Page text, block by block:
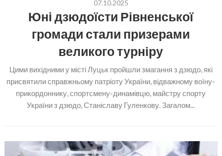
07.10.2025
Юні дзюдоїсти Рівненської
громади стали призерами
великого турніру
Цими вихідними у місті Луцьк пройшли змагання з дзюдо, які
присвятили справжньому патріоту України, відважному воїну-
прикордоннику, спортсмену-динамівцю, майстру спорту
України з дзюдо, Станіславу Гуленкову. Загалом...